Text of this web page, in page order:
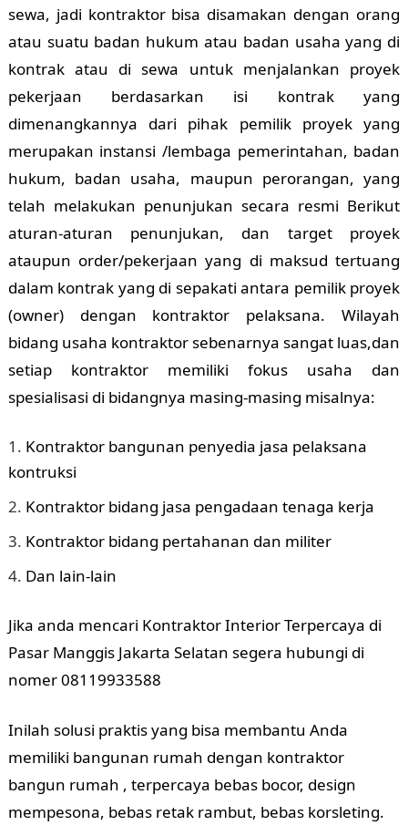
sewa, jadi kontraktor bisa disamakan dengan orang
atau suatu badan hukum atau badan usaha yang di
kontrak atau di sewa untuk menjalankan proyek
pekerjaan berdasarkan isi kontrak yang
dimenangkannya dari pihak pemilik proyek yang
merupakan instansi /lembaga pemerintahan, badan
hukum, badan usaha, maupun perorangan, yang
telah melakukan penunjukan secara resmi Berikut
aturan-aturan penunjukan, dan target proyek
ataupun order/pekerjaan yang di maksud tertuang
dalam kontrak yang di sepakati antara pemilik proyek
(owner) dengan kontraktor pelaksana. Wilayah
bidang usaha kontraktor sebenarnya sangat luas,dan
setiap kontraktor memiliki fokus usaha dan
spesialisasi di bidangnya masing-masing misalnya:
Kontraktor bangunan penyedia jasa pelaksana
kontruksi
Kontraktor bidang jasa pengadaan tenaga kerja
Kontraktor bidang pertahanan dan militer
Dan lain-lain
Jika anda mencari Kontraktor Interior Terpercaya di
Pasar Manggis Jakarta Selatan segera hubungi di
nomer 08119933588
Inilah solusi praktis yang bisa membantu Anda
memiliki bangunan rumah dengan kontraktor
bangun rumah , terpercaya bebas bocor, design
mempesona, bebas retak rambut, bebas korsleting.